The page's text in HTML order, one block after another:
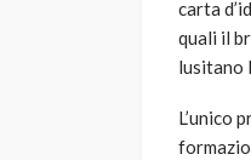
carta
quali il
lusitano
L’unico